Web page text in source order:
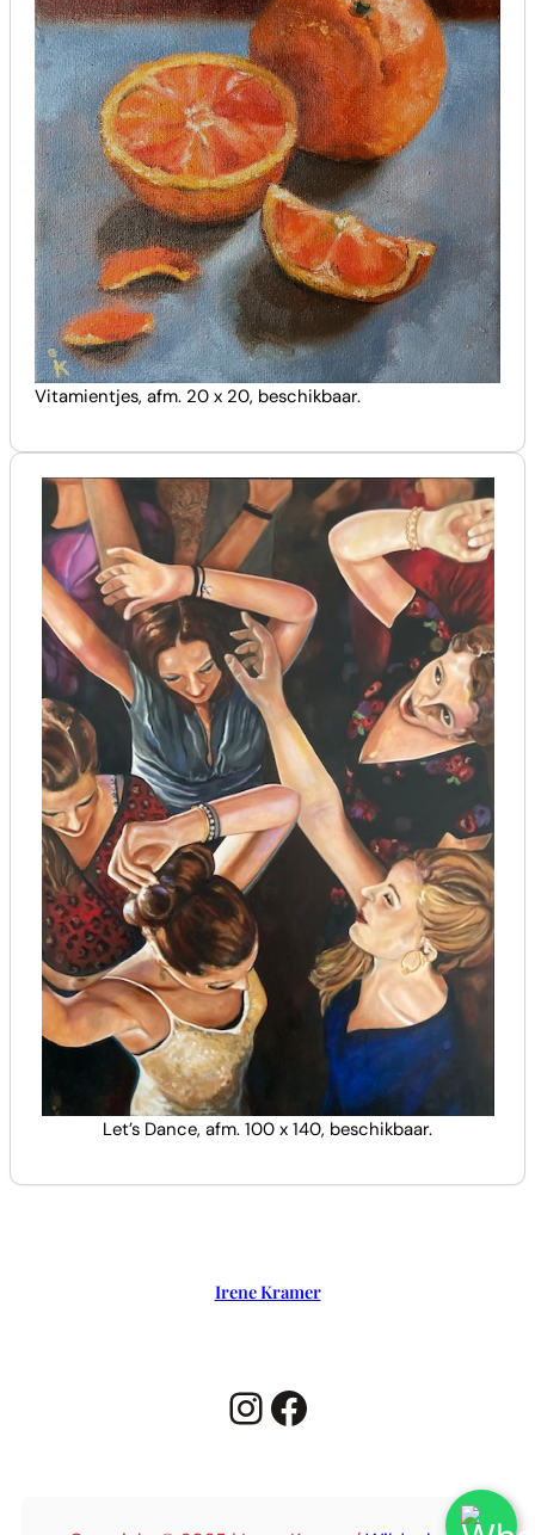
Vitamientjes, afm. 20 x 20, beschikbaar.
Let’s Dance, afm. 100 x 140, beschikbaar.
Irene Kramer
InstagramFacebook